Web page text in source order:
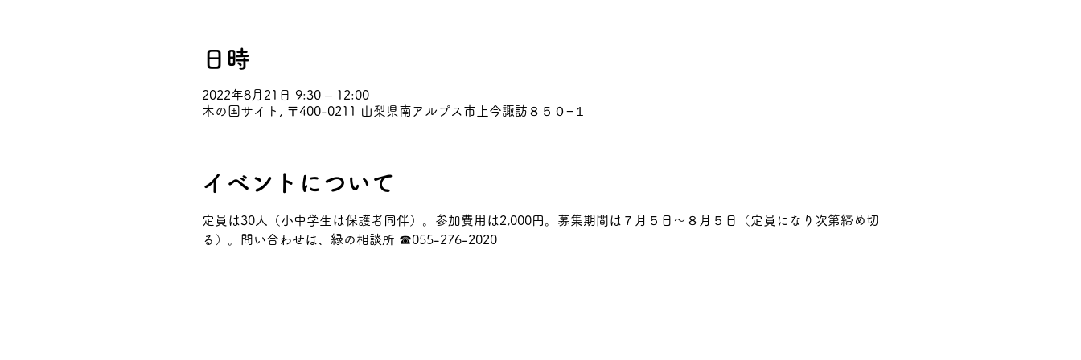
日時
2022年8月21日 9:30 – 12:00
木の国サイト, 〒400-0211 山梨県南アルプス市上今諏訪８５０−１
イベントについて
定員は30人（小中学生は保護者同伴）。参加費用は2,000円。募集期間は７月５日～８月５日（定員になり次第締め切
る）。問い合わせは、緑の相談所 ☎055-276-2020